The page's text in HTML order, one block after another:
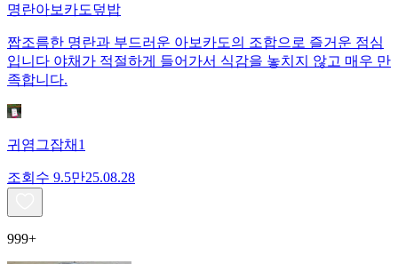
명란아보카도덮밥
짭조름한 명란과 부드러운 아보카도의 조합으로 즐거운 점심
입니다 야채가 적절하게 들어가서 식감을 놓치지 않고 매우 만
족합니다.
귀염그잡채1
조회수 9.5만25.08.28
999+